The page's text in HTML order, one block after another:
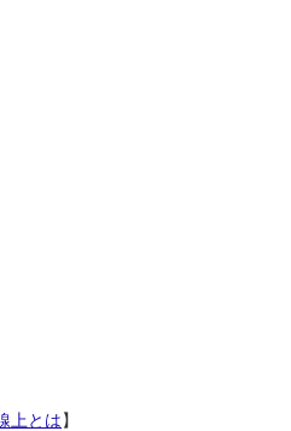
上とは】